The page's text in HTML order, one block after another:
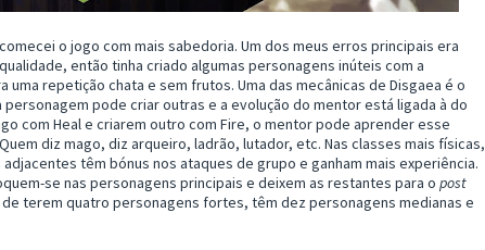
o jogo com mais sabedoria. Um dos meus erros principais era
então tinha criado algumas personagens inúteis com a
repetição chata e sem frutos. Uma das mecânicas de Disgaea é o
pode criar outras e a evolução do mentor está ligada à do
com Heal e criarem outro com Fire, o mentor pode aprender esse
diz mago, diz arqueiro, ladrão, lutador, etc. Nas classes mais físicas,
têm bónus nos ataques de grupo e ganham mais experiência.
se nas personagens principais e deixem as restantes para o post
terem quatro personagens fortes, têm dez personagens medianas e